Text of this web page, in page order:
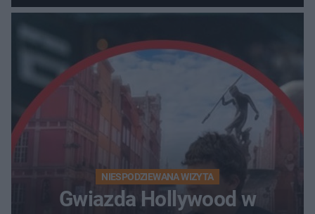
zaprasza na wspólne
obserwacje
NIESPODZIEWANA WIZYTA
Gwiazda Hollywood w